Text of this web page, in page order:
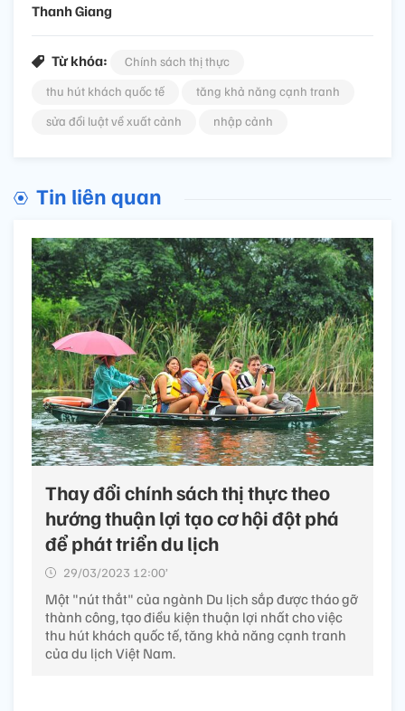
Thanh Giang
Từ khóa:
Chính sách thị thực
thu hút khách quốc tế
tăng khả năng cạnh tranh
sửa đổi luật về xuất cảnh
nhập cảnh
Tin liên quan
Thay đổi chính sách thị thực theo
hướng thuận lợi tạo cơ hội đột phá
để phát triển du lịch
29/03/2023 12:00’
Một "nút thắt" của ngành Du lịch sắp được tháo gỡ
thành công, tạo điều kiện thuận lợi nhất cho việc
thu hút khách quốc tế, tăng khả năng cạnh tranh
của du lịch Việt Nam.